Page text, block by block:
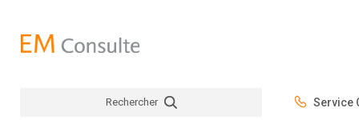
Rechercher Service